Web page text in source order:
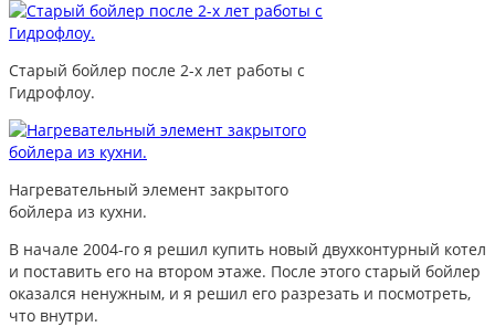
Старый бойлер после 2-х лет работы с
Гидрофлоу.
Нагревательный элемент закрытого
бойлера из кухни.
В начале 2004-го я решил купить новый двухконтурный котел
и поставить его на втором этаже. После этого старый бойлер
оказался ненужным, и я решил его разрезать и посмотреть,
что внутри.